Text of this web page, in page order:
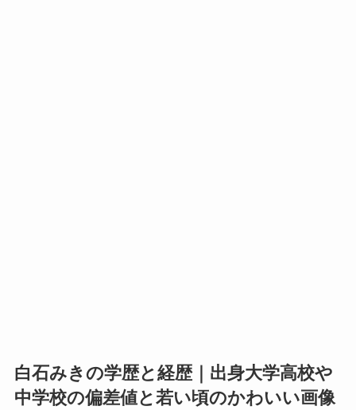
白石みきの学歴と経歴｜出身大学高校や
中学校の偏差値と若い頃のかわいい画像